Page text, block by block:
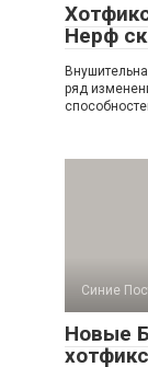
Нерф
ряд
Синие
Новые